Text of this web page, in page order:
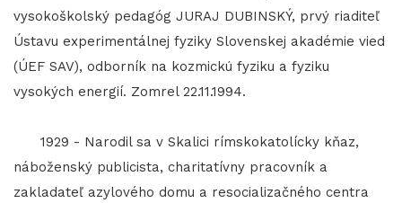
vysokoškolský pedagóg JURAJ DUBINSKÝ, prvý riaditeľ
Ústavu experimentálnej fyziky Slovenskej akadémie vied
(ÚEF SAV), odborník na kozmickú fyziku a fyziku
vysokých energií. Zomrel 22.11.1994.
1929 - Narodil sa v Skalici rímskokatolícky kňaz,
náboženský publicista, charitatívny pracovník a
zakladateľ azylového domu a resocializačného centra